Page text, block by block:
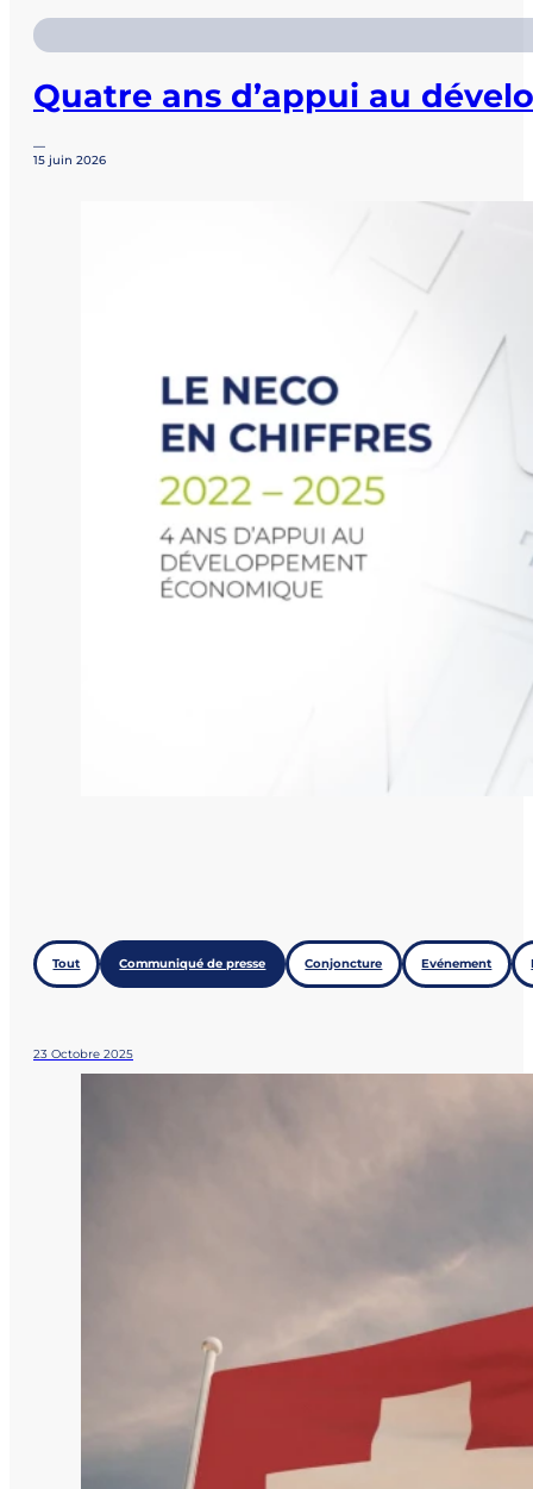
Quatre ans d’appui au
—
15 juin 2026
Tout Communiqué de presse Conjoncture Evénement
23 Octobre 2025